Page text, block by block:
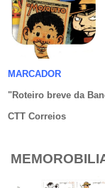
MARCADOR
"Roteiro breve da
CTT Correios